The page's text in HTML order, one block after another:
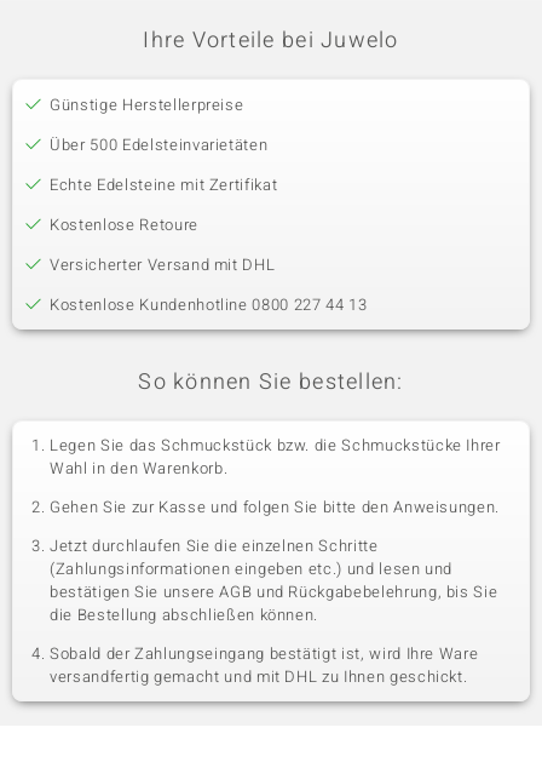
Ihre Vorteile bei Juwelo
Günstige Herstellerpreise
Über 500 Edelsteinvarietäten
Echte Edelsteine mit Zertifikat
Kostenlose Retoure
Versicherter Versand mit DHL
Kostenlose Kundenhotline 0800 227 44 13
So können Sie bestellen:
Legen Sie das Schmuckstück bzw. die Schmuckstücke Ihrer
Wahl in den Warenkorb.
Gehen Sie zur Kasse und folgen Sie bitte den Anweisungen.
Jetzt durchlaufen Sie die einzelnen Schritte
(Zahlungsinformationen eingeben etc.) und lesen und
bestätigen Sie unsere AGB und Rückgabebelehrung, bis Sie
die Bestellung abschließen können.
Sobald der Zahlungseingang bestätigt ist, wird Ihre Ware
versandfertig gemacht und mit DHL zu Ihnen geschickt.